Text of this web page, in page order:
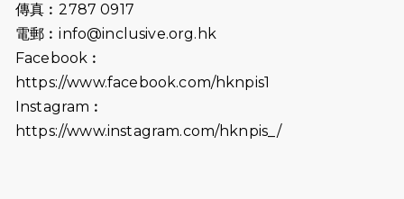
2026-06-25
（19:00開始）
2026-06-18
猛龍長跑隊恆常練習 - 6月18日
2026-06-11
猛龍長跑隊恆常練習 - 6月11日（19:00
傳真︰2787 0917
電郵︰info@inclusive.org.hk
Facebook︰
https://www.facebook.com/hknpis1
Instagram︰
https://www.instagram.com/hknpis_/